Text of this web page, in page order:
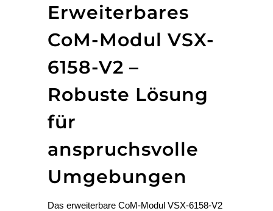
Erweiterbares
CoM-Modul VSX-
6158-V2 –
Robuste Lösung
für
anspruchsvolle
Umgebungen
Das erweiterbare CoM-Modul VSX-6158-V2